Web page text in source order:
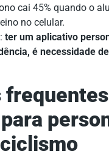
cai 45% quando o
no celular.
ter um aplicativo
é necessidade de
frequentes